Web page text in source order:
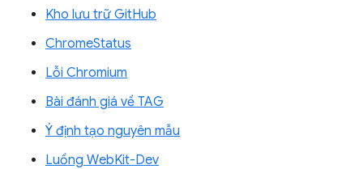
Kho lưu trữ GitHub
ChromeStatus
Lỗi Chromium
Bài đánh giá về TAG
Ý định tạo nguyên mẫu
Luồng WebKit-Dev